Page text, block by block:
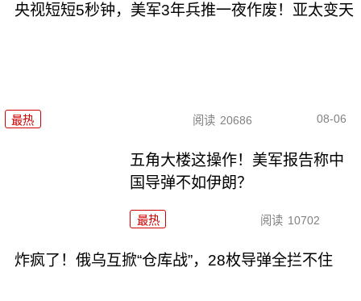
央视短短5秒钟，美军3年兵推一夜作废！亚太变天
最热 阅读 20686 08-06
五角大楼这操作！美军报告称中
国导弹不如伊朗？
最热 阅读 10702
炸疯了！俄乌互掀“仓库战”，28枚导弹全拦不住